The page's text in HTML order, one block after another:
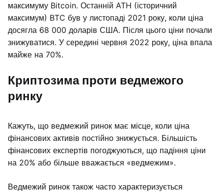
максимуму Bitcoin. Останній ATH (історичний
максимум) BTC був у листопаді 2021 року, коли ціна
досягла 68 000 доларів США. Після цього ціни почали
знижуватися. У середині червня 2022 року, ціна впала
майже на 70%.
Криптозима проти ведмежого
ринку
Кажуть, що ведмежий ринок має місце, коли ціна
фінансових активів постійно знижується. Більшість
фінансових експертів погоджуються, що падіння ціни
на 20% або більше вважається «ведмежим».
Ведмежий ринок також часто характеризується